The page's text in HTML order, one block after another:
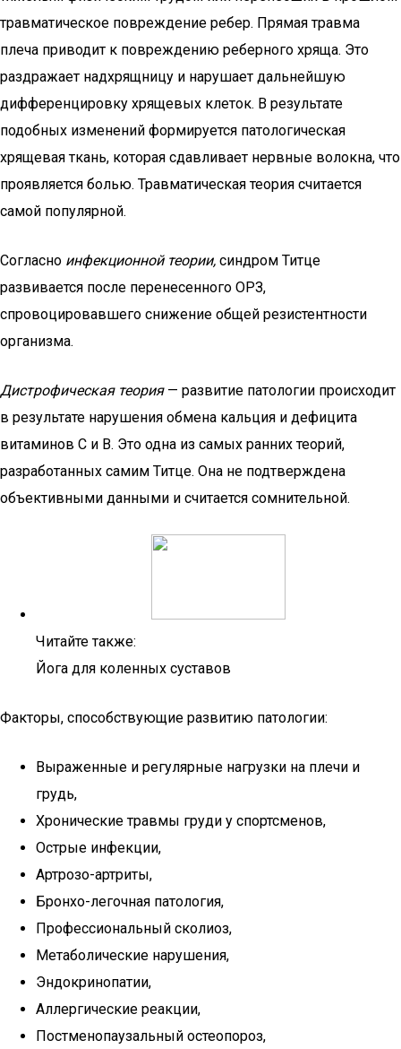
травматическое повреждение ребер. Прямая травма
плеча приводит к повреждению реберного хряща. Это
раздражает надхрящницу и нарушает дальнейшую
дифференцировку хрящевых клеток. В результате
подобных изменений формируется патологическая
хрящевая ткань, которая сдавливает нервные волокна, что
проявляется болью. Травматическая теория считается
самой популярной.
Согласно инфекционной теории, синдром Титце
развивается после перенесенного ОРЗ,
спровоцировавшего снижение общей резистентности
организма.
Дистрофическая теория— развитие патологии происходит
в результате нарушения обмена кальция и дефицита
витаминов С и В. Это одна из самых ранних теорий,
разработанных самим Титце. Она не подтверждена
объективными данными и считается сомнительной.
Читайте также:
Йога для коленных суставов
Факторы, способствующие развитию патологии:
Выраженные и регулярные нагрузки на плечи и
грудь,
Хронические травмы груди у спортсменов,
Острые инфекции,
Артрозо-артриты,
Бронхо-легочная патология,
Профессиональный сколиоз,
Метаболические нарушения,
Эндокринопатии,
Аллергические реакции,
Постменопаузальный остеопороз,